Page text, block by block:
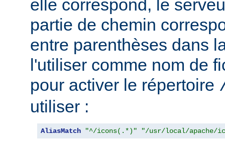
elle correspond, le
partie de chemin
entre parenthèses dans
l'utiliser comme nom de
pour activer le répertoire
utiliser :
AliasMatch "^/icons(.*)" "/usr/local/apache/